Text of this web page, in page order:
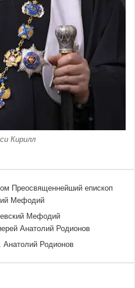
Кирилл
Мефодий
Анатолий Родионов